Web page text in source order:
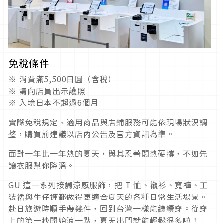
免稅條件
※ 消費滿5,500日圓（含稅）
※ 請向店員出示護照
※ 入境日本不超過6個月
實際免稅規定、適用商品與店鋪服務可能依現場狀況調
整，購買前建議以店內公告及官方資訊為準。
面對一年比一年熱的夏天，與其忍著悶熱硬撐，不如先
讓衣服幫你降溫。
GU 這一系列接觸涼感服飾，把 T 恤、襯衫、寬褲、工
裝裙與牛仔褲都做得更適合夏天的各種日常生活場景。
赴日旅遊時順手帶幾件，回到台灣一樣能繼續穿。從穿
上的第一秒開始涼一點，夏天出門就能輕鬆很多啦！